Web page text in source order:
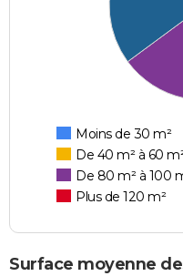
Moins de 30 m²
De 40 m² à 60
De 80 m² à 100
Plus de 120 m²
Surface moyenne